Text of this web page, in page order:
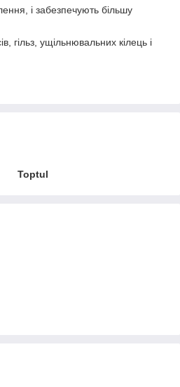
і забезпечують більшу
гільз, ущільнювальних кілець і
Toptul